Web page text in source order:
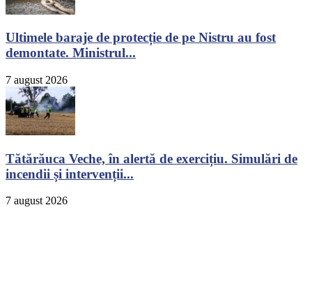
Ultimele baraje de protecție de pe Nistru au fost
demontate. Ministrul...
7 august 2026
Tătărăuca Veche, în alertă de exercițiu. Simulări de
incendii și intervenții...
7 august 2026